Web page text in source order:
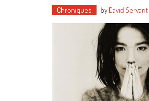
Chroniques by David Servant